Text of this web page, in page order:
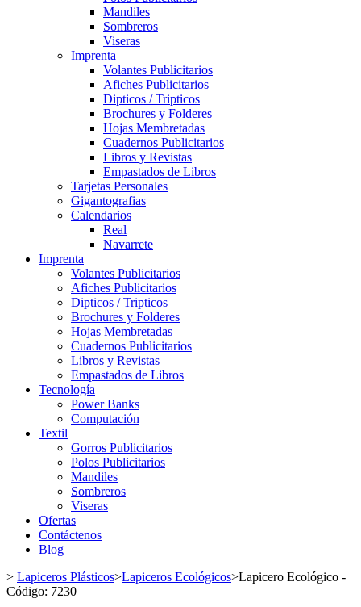
Mandiles
Sombreros
Viseras
Imprenta
Volantes Publicitarios
Afiches Publicitarios
Dipticos / Tripticos
Brochures y Folderes
Hojas Membretadas
Cuadernos Publicitarios
Libros y Revistas
Empastados de Libros
Tarjetas Personales
Gigantografias
Calendarios
Real
Navarrete
Imprenta
Volantes Publicitarios
Afiches Publicitarios
Dipticos / Tripticos
Brochures y Folderes
Hojas Membretadas
Cuadernos Publicitarios
Libros y Revistas
Empastados de Libros
Tecnología
Power Banks
Computación
Textil
Gorros Publicitarios
Polos Publicitarios
Mandiles
Sombreros
Viseras
Ofertas
Contáctenos
Blog
> Lapiceros Plásticos>Lapiceros Ecológicos>Lapicero Ecológico -
Código: 7230